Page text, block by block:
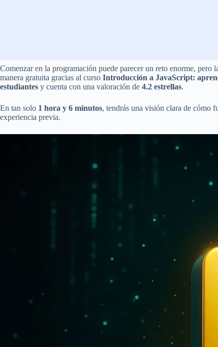
Comenzar en la programación puede parecer un reto enorme, pero
manera gratuita gracias al curso Introducción a JavaScript:
estudiantes y cuenta con una valoración de 4.2 estrellas.
En tan solo 1 hora y 6 minutos, tendrás una visión clara de cómo
experiencia previa.